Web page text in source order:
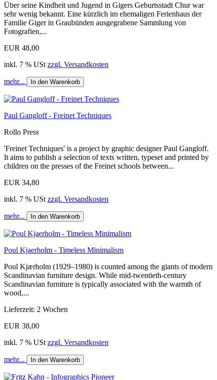
Über seine Kindheit und Jugend in Gigers Geburtsstadt Chur war
sehr wenig bekannt. Eine kürzlich im ehemaligen Ferienhaus der
Familie Giger in Graubünden ausgegrabene Sammlung von
Fotografien,...
EUR 48,00
inkl. 7 % USt zzgl. Versandkosten
mehr... In den Warenkorb
Paul Gangloff - Freinet Techniques
Rollo Press
'Freinet Techniques' is a project by graphic designer Paul Gangloff.
It aims to publish a selection of texts written, typeset and printed by
children on the presses of the Freinet schools between...
EUR 34,80
inkl. 7 % USt zzgl. Versandkosten
mehr... In den Warenkorb
Poul Kjaerholm - Timeless Minimalism
Poul Kjærholm (1929–1980) is counted among the giants of modern
Scandinavian furniture design. While mid-twentieth-century
Scandinavian furniture is typically associated with the warmth of
wood,...
Lieferzeit: 2 Wochen
EUR 38,00
inkl. 7 % USt zzgl. Versandkosten
mehr... In den Warenkorb